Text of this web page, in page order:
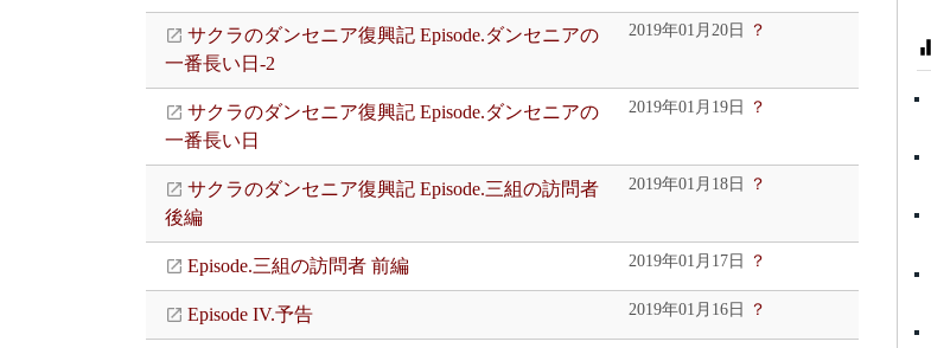
サクラのダンセニア復興記 Episode.ダンセニアの
一番長い日-2
2019年01月20日 ？
サクラのダンセニア復興記 Episode.ダンセニアの
一番長い日
2019年01月19日 ？
サクラのダンセニア復興記 Episode.三組の訪問者
後編
2019年01月18日 ？
Episode.三組の訪問者 前編 2019年01月17日 ？
Episode IV.予告 2019年01月16日 ？